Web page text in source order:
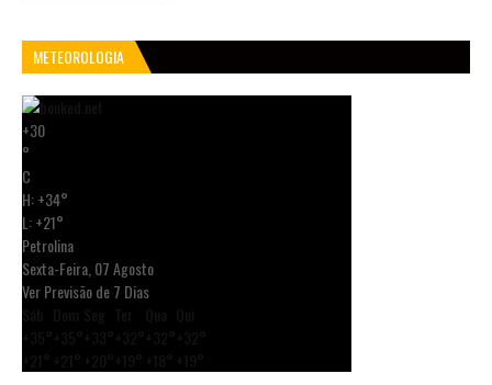
METEOROLOGIA
+30
°
C
H:+34°
L:+21°
Petrolina
Sexta-Feira, 07 Agosto
Ver Previsão de 7 Dias